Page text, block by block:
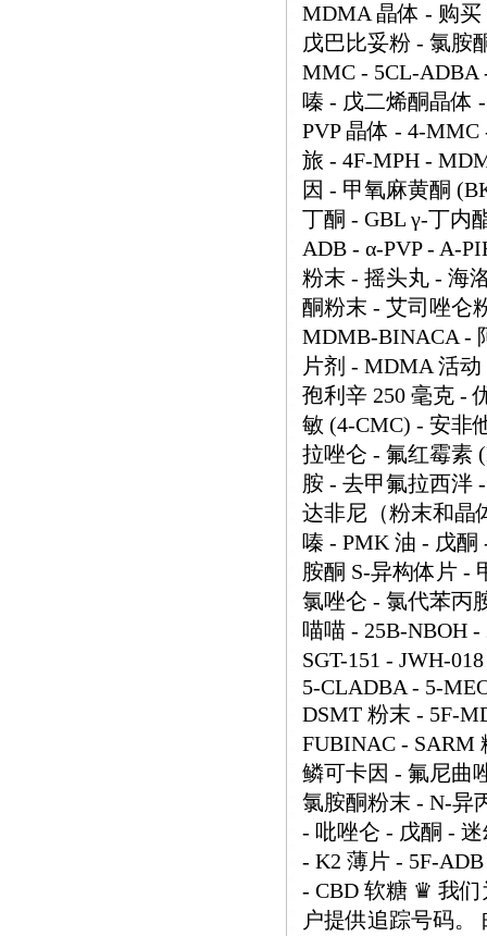
MDMA 晶体 - 购买
戊巴比妥粉 - 氯胺
MMC - 5CL-ADBA
嗪 - 戊二烯酮晶体
PVP 晶体 - 4-
旅 - 4F-MPH -
因 - 甲氧麻黄酮
丁酮 - GBL γ-丁内
ADB - α-PVP - A-
粉末 - 摇头丸 - 海
酮粉末 - 艾司唑仑
MDMB-BINACA -
片剂 - MDMA 活
孢利辛 250 毫克 -
敏 (4-CMC) - 安非
拉唑仑 - 氟红霉素
胺 - 去甲氟拉西泮
达非尼（粉末和晶
嗪 - PMK 油 - 戊酮
胺酮 S-异构体片 -
氯唑仑 - 氯代苯丙
喵喵 - 25B-NBOH
SGT-151 - JWH-
5-CLADBA - 5-
DSMT 粉末 - 5F-
FUBINAC - SARM
鳞可卡因 - 氟尼曲
氯胺酮粉末 - N-异
- 吡唑仑 - 戊酮 -
- K2 薄片 - 5F-
- CBD 软糖 ♛ 我们
户提供追踪号码。